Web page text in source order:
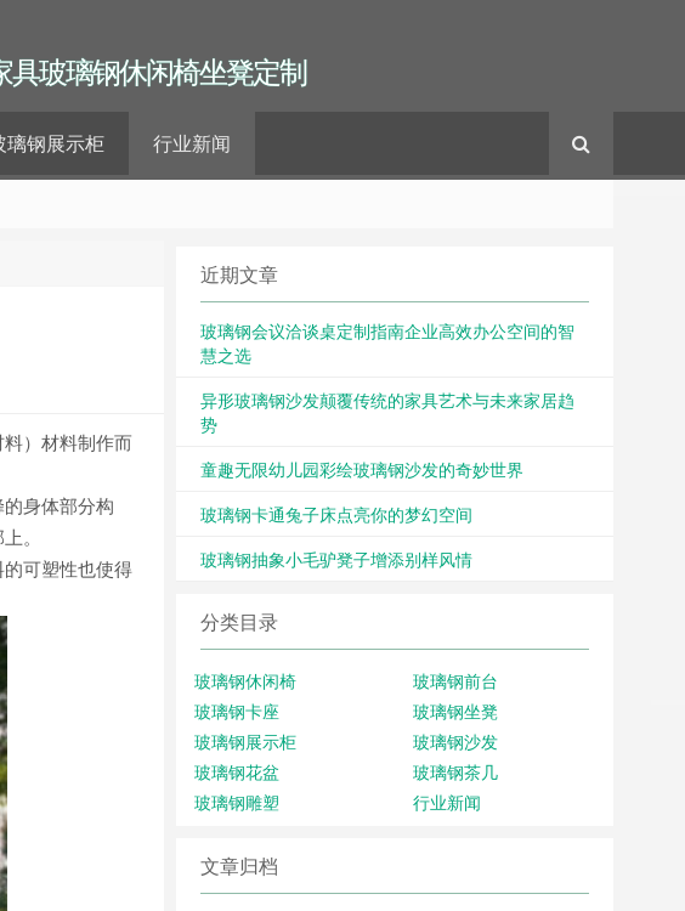
玻璃钢休闲椅坐凳定制
璃钢展示柜 行业新闻
）材料制作而
身体部分构
。
可塑性也使得
近期文章
玻璃钢会议洽谈桌定制指南企业高效办公空间的智
慧之选
异形玻璃钢沙发颠覆传统的家具艺术与未来家居趋
势
童趣无限幼儿园彩绘玻璃钢沙发的奇妙世界
玻璃钢卡通兔子床点亮你的梦幻空间
玻璃钢抽象小毛驴凳子增添别样风情
分类目录
玻璃钢休闲椅
玻璃钢前台
玻璃钢卡座
玻璃钢坐凳
玻璃钢展示柜
玻璃钢沙发
玻璃钢花盆
玻璃钢茶几
玻璃钢雕塑
行业新闻
文章归档